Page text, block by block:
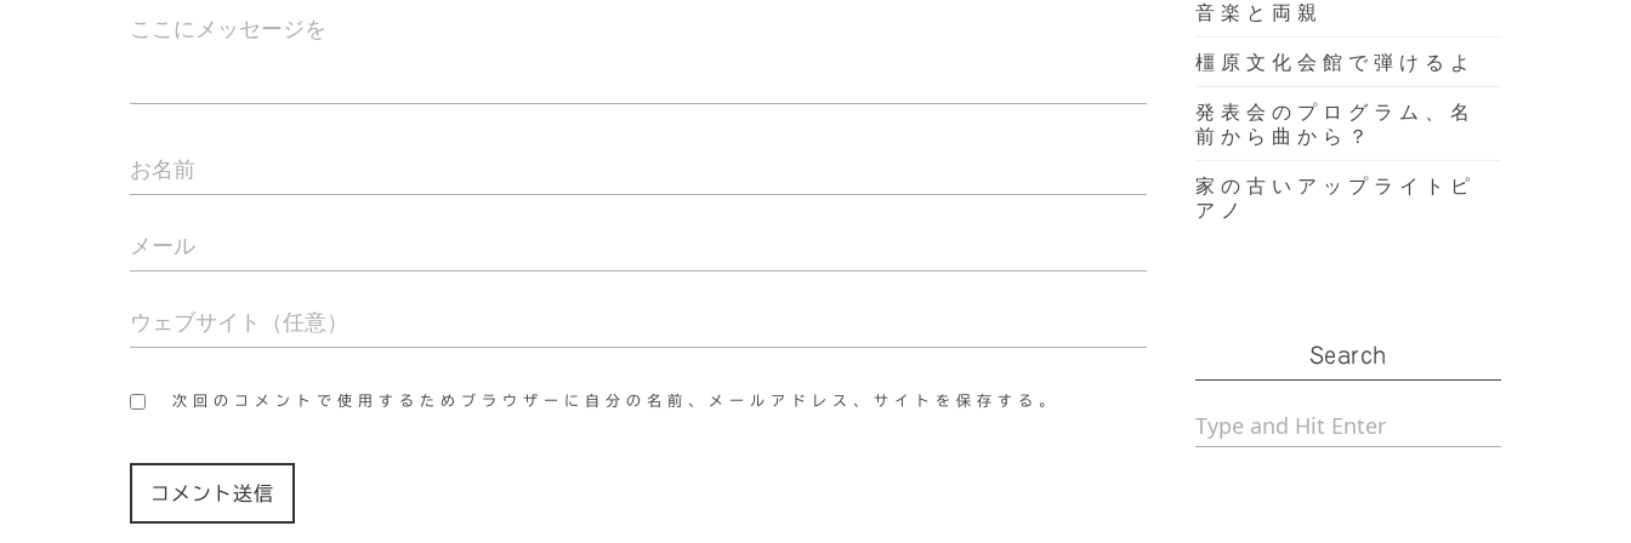
次回のコメントで使用するためブラウザーに自分の名前、メールアドレス、サイトを保存する。
音楽と両親
橿原文化会館で弾けるよ
発表会のプログラム、名
前から曲から？
家の古いアップライトピ
アノ
Search